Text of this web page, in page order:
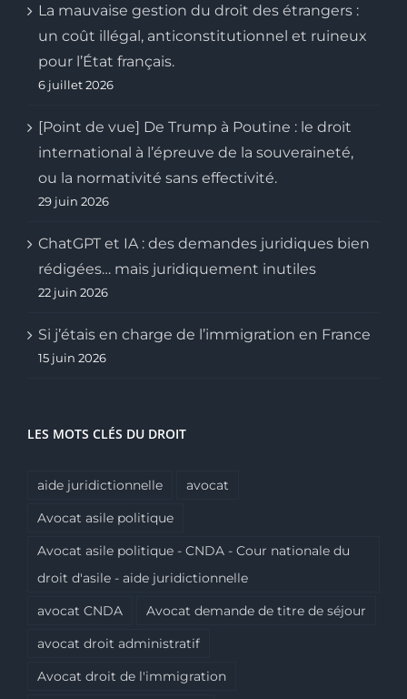
La mauvaise gestion du droit des étrangers :
un coût illégal, anticonstitutionnel et ruineux
pour l’État français.
6 juillet 2026
[Point de vue] De Trump à Poutine : le droit
international à l’épreuve de la souveraineté,
ou la normativité sans effectivité.
29 juin 2026
ChatGPT et IA : des demandes juridiques bien
rédigées… mais juridiquement inutiles
22 juin 2026
Si j’étais en charge de l’immigration en France
15 juin 2026
LES MOTS CLÉS DU DROIT
aide juridictionnelle
avocat
Avocat asile politique
Avocat asile politique - CNDA - Cour nationale du
droit d'asile - aide juridictionnelle
avocat CNDA
Avocat demande de titre de séjour
avocat droit administratif
Avocat droit de l'immigration